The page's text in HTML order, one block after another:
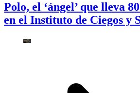
Polo, el ‘ángel’ que lleva
en el Instituto de Ciegos y